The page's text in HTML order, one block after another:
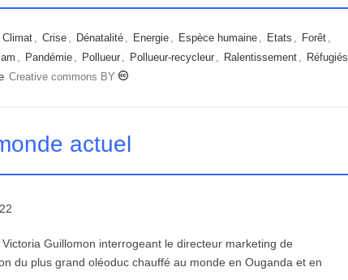
Climat Crise Dénatalité Energie Espèce humaine Etats Forêt
Pandémie Pollueur Pollueur-recycleur Ralentissement Réfugiés
Creative commons BY
actuel
Guillomon interrogeant le directeur marketing de
du plus grand oléoduc chauffé au monde en Ouganda et en